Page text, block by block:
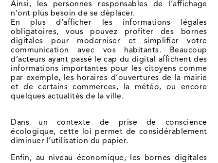
Ainsi, les personnes responsables de l’affichage
n’ont plus besoin de se déplacer.
En plus d’afficher les informations légales
obligatoires, vous pouvez profiter des bornes
digitales pour moderniser et simplifier votre
communication avec vos habitants. Beaucoup
d’acteurs ayant passé le cap du digital affichent des
informations importantes pour les citoyens comme
par exemple, les horaires d’ouvertures de la mairie
et de certains commerces, la météo, ou encore
quelques actualités de la ville.
Dans un contexte de prise de conscience
écologique, cette loi permet de considérablement
diminuer l’utilisation du papier.
Enfin, au niveau économique, les bornes digitales